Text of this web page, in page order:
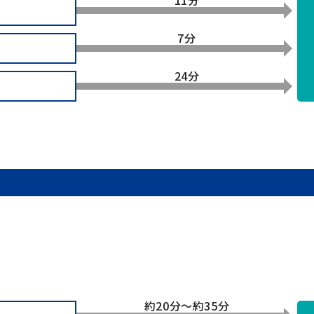
7分
24分
約20分～約35分